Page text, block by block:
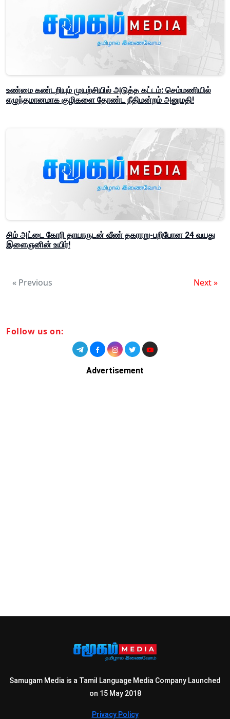
உண்மை கண்டறியும் முயற்சியில் அடுத்த கட்டம்: செம்மணியில்
எழுந்தமானமாக குழிகளை தோண்ட நீதிமன்றம் அனுமதி!
சிம் அட்டை கோரி தாயாருடன் வீண் தகராறு-பறிபோன 24 வயது
இளைஞனின் உயிர்!
« Previous Next »
Follow us on:
Advertisement
Samugam Media is a Tamil Language Media Company Launched
on 15 May 2018
Privacy Policy